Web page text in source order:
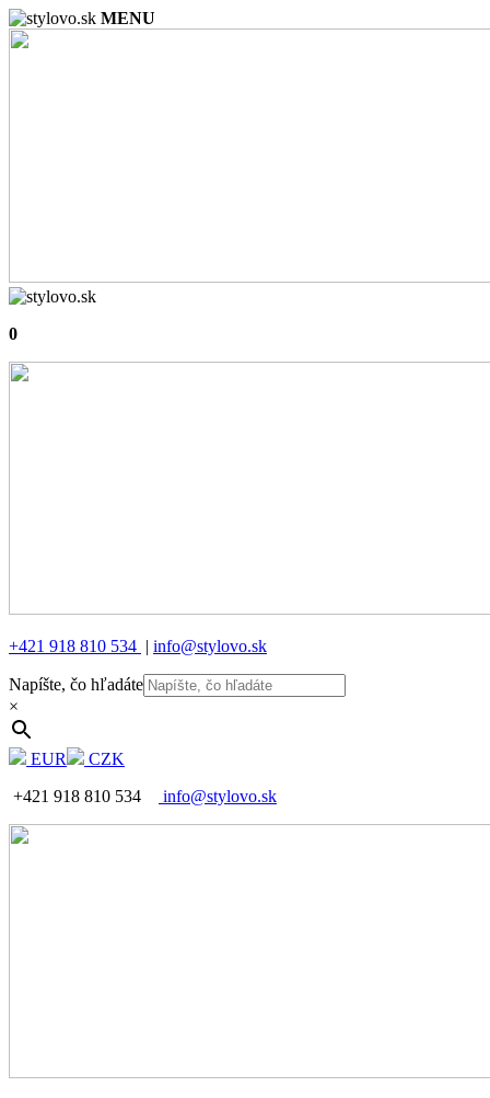
MENU
0
+421 918 810 534 | info@stylovo.sk
Napíšte, čo hľadáte
×
EUR
CZK
+421 918 810 534
info@stylovo.sk